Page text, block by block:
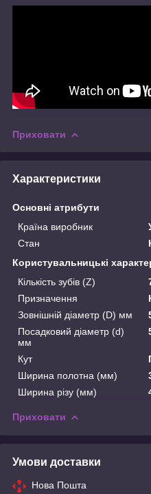
Приховати
Характеристики
Основні атрибути
Країна виробник
Стан
Користувальницькі
Кількість зубів (Z)
Призначення
Зовнішній діаметр (D) мм
Посадковий діаметр (d)
мм
Кут
Ширина полотна (мм)
Ширина різу (мм)
Приховати
Умови доставки
Нова Пошта